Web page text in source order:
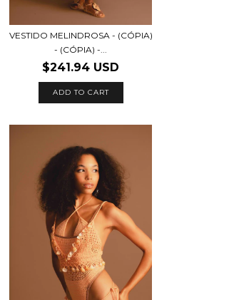
VESTIDO MELINDROSA - (CÓPIA)
- (CÓPIA) -...
$241.94 USD
ADD TO CART